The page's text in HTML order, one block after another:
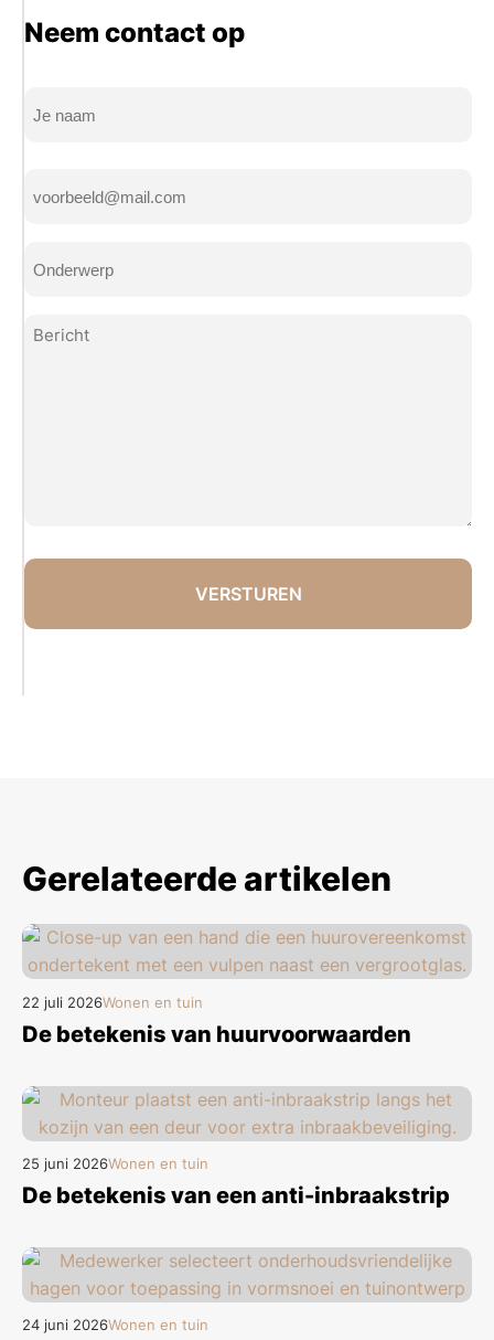
Neem contact op
mailadres
Bericht
Gerelateerde artikelen
22 juli 2026Wonen en tuin
De betekenis van huurvoorwaarden
25 juni 2026Wonen en tuin
De betekenis van een anti-inbraakstrip
24 juni 2026Wonen en tuin